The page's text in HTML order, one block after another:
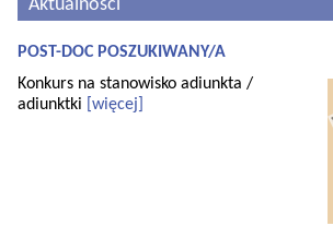
Aktualności
POST-DOC POSZUKIWANY/A
Konkurs na stanowisko adiunkta /
adiunktki
[więcej]